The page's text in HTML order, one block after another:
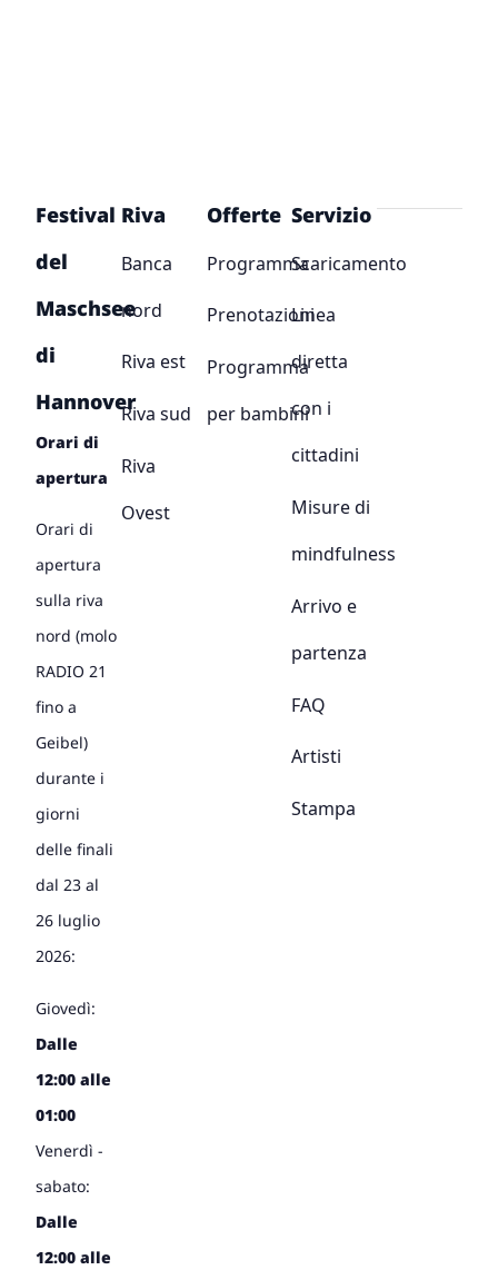
Festival
del
Maschsee
di
Hannover
Orari di
apertura
Orari di
apertura
sulla riva
nord (molo
RADIO 21
fino a
Geibel)
durante i
giorni
delle finali
dal 23 al
26 luglio
2026:
Giovedì:
Dalle
12:00 alle
01:00
Venerdì -
sabato:
Dalle
12:00 alle
Riva
Banca
nord
Riva est
Riva sud
Riva
Ovest
Offerte
Programma
Prenotazioni
Programma
per bambini
Servizio
Scaricamento
Linea
diretta
con i
cittadini
Misure di
mindfulness
Arrivo e
partenza
FAQ
Artisti
Stampa